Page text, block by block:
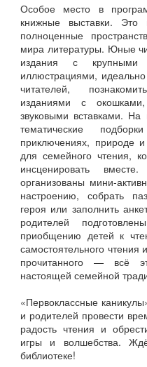
Особое место в
книжные выставки.
полноценные
мира литературы. Юные
издания с
иллюстрациями,
читателей,
изданиями с
звуковыми вставками. На
тематические
приключениях, природе
для семейного чтения,
инсценировать
организованы
настроению, собрать
героя или заполнить
родителей
приобщению детей к
самостоятельного
прочитанного — всё
настоящей семейной
«Первоклассные
и родителей провести
радость чтения и
игры и волшебства.
библиотеке!